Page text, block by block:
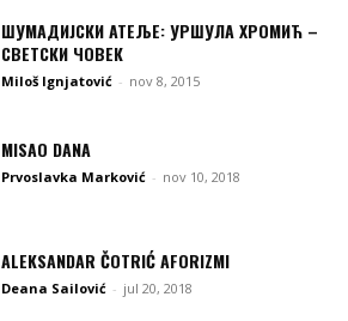
ШУМАДИЈСКИ АТЕЉЕ: УРШУЛА ХРОМИЋ –
СВЕТСКИ ЧОВЕК
Miloš Ignjatović - nov 8, 2015
MISAO DANA
Prvoslavka Marković - nov 10, 2018
ALEKSANDAR ČOTRIĆ AFORIZMI
Deana Sailović - jul 20, 2018